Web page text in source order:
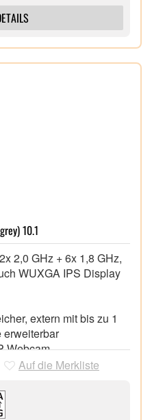
10.1
2,0 GHz + 6x 1,8 GHz,
WUXGA IPS Display
extern mit bis zu 1
Webcam,
5.3, GPS,
Auf die Merkliste